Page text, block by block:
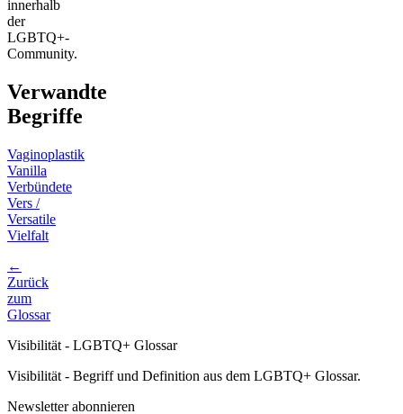
innerhalb
der
LGBTQ+-
Community.
Verwandte
Begriffe
Vaginoplastik
Vanilla
Verbündete
Vers /
Versatile
Vielfalt
←
Zurück
zum
Glossar
Visibilität - LGBTQ+ Glossar
Visibilität - Begriff und Definition aus dem LGBTQ+ Glossar.
Newsletter abonnieren